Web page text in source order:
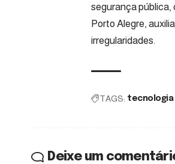
segurança pública,
Porto Alegre,
irregularidades.
TAGS: tecnologia
Deixe um